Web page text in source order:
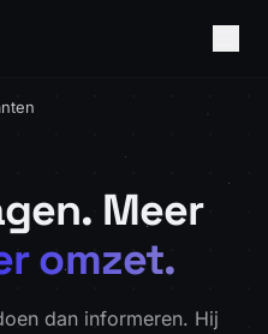
Meer
omzet.
dan informeren. Hij